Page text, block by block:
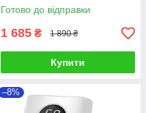
Готово до відправки
1 685 ₴ 1 890 ₴
Купити
–8%